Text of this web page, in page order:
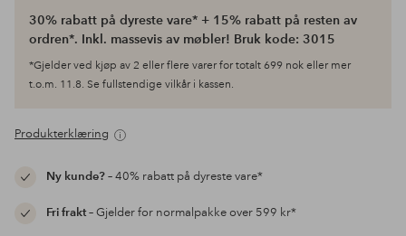
30% rabatt på dyreste vare* + 15% rabatt på resten av
ordren*. Inkl. massevis av møbler! Bruk kode: 3015
*Gjelder ved kjøp av 2 eller flere varer for totalt 699 nok eller mer
t.o.m. 11.8. Se fullstendige vilkår i kassen.
Produkterklæring
Ny kunde?– 40% rabatt på dyreste vare*
Fri frakt– Gjelder for normalpakke over 599 kr*